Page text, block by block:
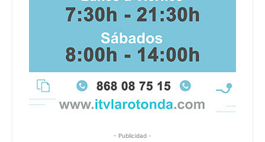
- Publicidad -